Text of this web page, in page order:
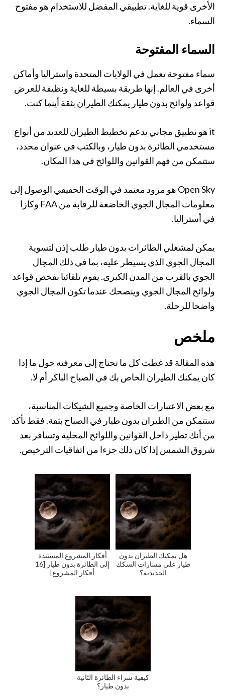
الأخرى قوية للغاية. تطبيقي المفضل للاستخدام هو مفتوح
السماء.
السماء المفتوحة
سماء مفتوحة تعمل في الولايات المتحدة واستراليا وأماكن
أخرى في العالم. إنها طريقة بسيطة للغاية ونظيفة للعرض
قواعد ولوائح بدون طيار يمكنك الطيران بثقة أينما كنت.
it هو تطبيق مجاني يدعم تخطيط الطيران للعديد من أنواع
مستخدمي الطائرة بدون طيار، وبالكتب في عنوان محدد،
ستتمكن من فهم القوانين واللوائح في هذا المكان.
Open Sky هو مزود معتمد في الوقت الحقيقي الوصول إلى
معلومات المجال الجوي الخاضعة للرقابة من FAA وكازا
في أستراليا.
يمكن لمشغلي الطائرات بدون طيار طلب إذن لتسوية
المجال الجوي الذي يسيطر عليه، بما في ذلك المجال
الجوي بالقرب من المدن الكبرى. يقوم تلقائيا بفحص قواعد
ولوائح المجال الجوي وينصحك عندما تكون المجال الجوي
واضحا للرحلة.
ملخص
هذه المقالة قد غطت كل ما تحتاج إلى معرفته حول ما إذا
كان يمكنك الطيران الخاص بك في الصباح الباكر أم لا.
مع بعض الاعتبارات الخاصة وجميع الشيكات المناسبة،
ستتمكن من الطيران بدون طيار في الصباح بثقة. فقط تأكد
من أنك تطير داخل القوانين واللوائح المحلية وتسافر بعد
شروق الشمس إذا كان ذلك جزءا من اتفاقيات الترخيص.
هل يمكنك الطيران بدون
طيار على مسارات السكك
الحديدية؟
أفكار المشروع المستندة
إلى الطائرة بدون طيار [16
أفكار المشروع]
كيفية شراء الطائرة الثانية
بدون طيار؟